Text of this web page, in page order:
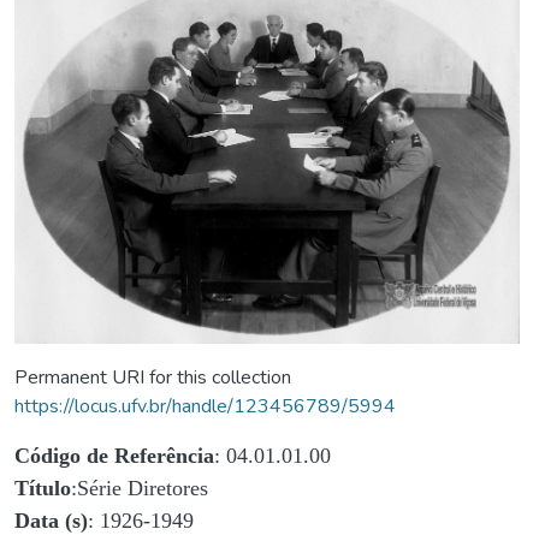
Permanent URI for this collection
https://locus.ufv.br/handle/123456789/5994
Código de Referência: 04.01.01.00
Título:Série Diretores
Data (s): 1926-1949